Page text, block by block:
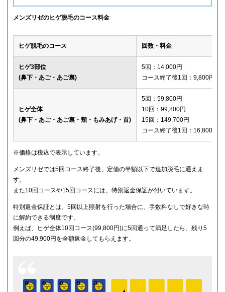
ダビデクリニック
ウィルビークリニックブラック 88,000円
レジーナクリニックオム 132,000円
メディカルエピレーションクリニック 150,600円
メンズリゼのヒゲ脱毛のコース料金
ヒゲ脱毛のコース 回数・料金
ヒゲ3部位
(鼻下・あご・あご裏)
5回：14,000円
コース終了後1回：9,800円
ヒゲ全体
(鼻下・あご・あご裏・頬・もみあげ・首)
5回：59,800円
10回：99,800円
15回：149,700円
コース終了後1回：16,800円
※価格は税込で表示しています。
メンズリゼでは5回コース終了後、定価の半額以下で追加脱毛に通えま
す。
また10回コースや15回コースには、特別返金保証が付いています。
特別返金保証とは、5回以上照射を行った場合に、手数料なしで好きな時
に解約できる制度です。
例えば、ヒゲ全体10回コース(99,800円)に5回通って満足したら、残り5
回分の49,900円を全額返金してもらえます。